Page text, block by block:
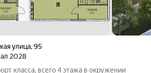
улица,95
2028
класса, всего 4 этажа в окружении